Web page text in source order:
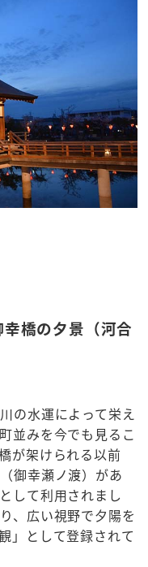
幸橋の夕景（河合
の水運によって栄え
並みを今でも見るこ
が架けられる以前
御幸瀬ノ渡）があ
して利用されまし
、広い視野で夕陽を
」として登録されて